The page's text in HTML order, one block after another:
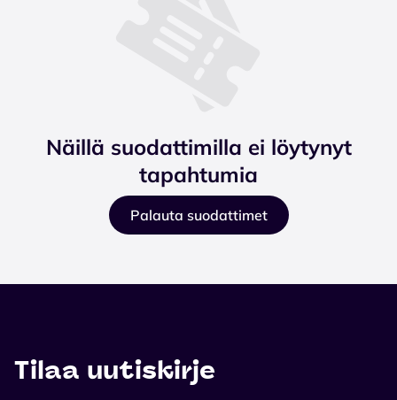
Näillä suodattimilla ei löytynyt
tapahtumia
Palauta suodattimet
Tilaa uutiskirje